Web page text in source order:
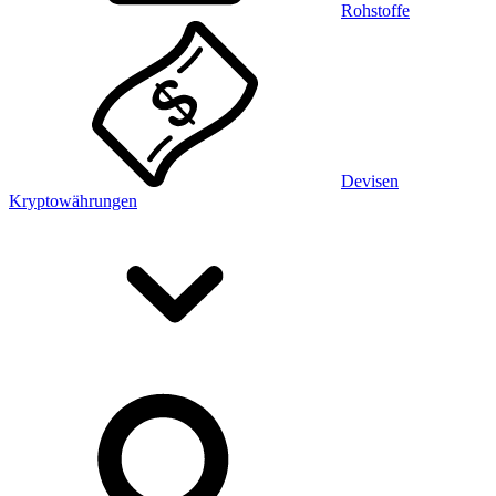
Rohstoffe
Devisen
Kryptowährungen